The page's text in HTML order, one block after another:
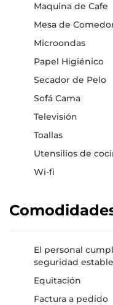
Maquina de Cafe
Mesa de
Microondas
Papel Higiénico
Secador de Pelo
Sofá Cama
Televisión
Toallas
Utensilios de
Wi-fi
El personal
seguridad
Equitación
Factura a pedido